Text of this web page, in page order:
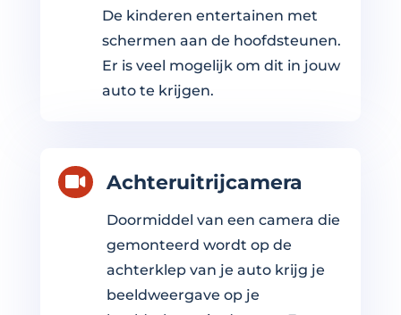
De kinderen entertainen met
schermen aan de hoofdsteunen.
Er is veel mogelijk om dit in jouw
auto te krijgen.
 Achteruitrijcamera
Doormiddel van een camera die
gemonteerd wordt op de
achterklep van je auto krijg je
beeldweergave op je